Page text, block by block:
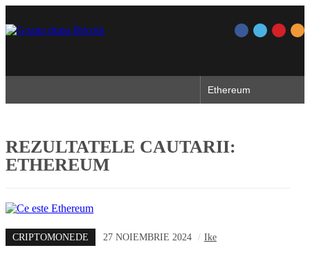
REZULTATELE CAUTARII:
ETHEREUM
CRIPTOMONEDE 27 NOIEMBRIE 2024 / Ike